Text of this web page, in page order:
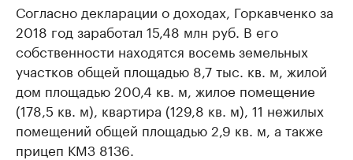
Согласно декларации о доходах, Горкавченко за
2018 год заработал 15,48 млн руб. В его
собственности находятся восемь земельных
участков общей площадью 8,7 тыс. кв. м, жилой
дом площадью 200,4 кв. м, жилое помещение
(178,5 кв. м), квартира (129,8 кв. м), 11 нежилых
помещений общей площадью 2,9 кв. м, а также
прицеп КМЗ 8136.